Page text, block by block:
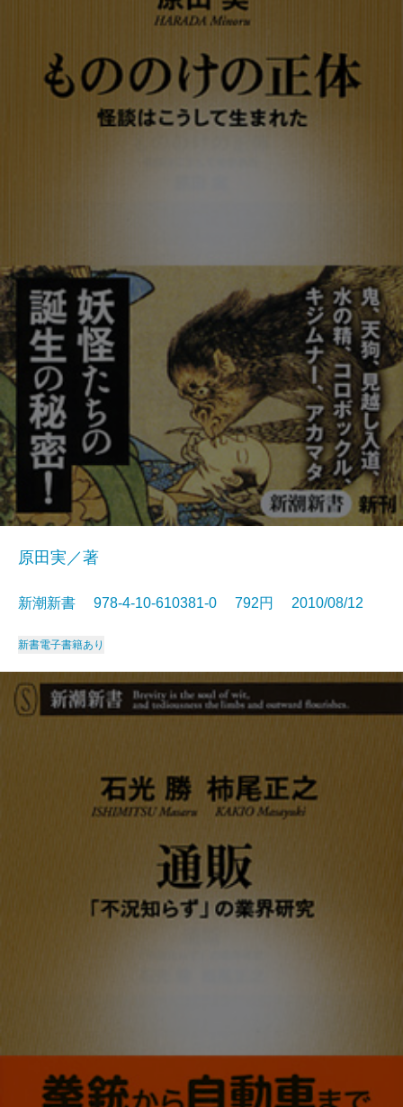
原田実／著
新潮新書 978-4-10-610381-0 792円 2010/08/12
新書電子書籍あり